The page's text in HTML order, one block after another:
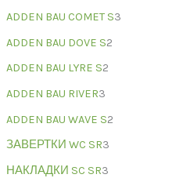
ADDEN BAU COMET S3
ADDEN BAU DOVE S2
ADDEN BAU LYRE S2
ADDEN BAU RIVER3
ADDEN BAU WAVE S2
ЗАВЕРТКИ WC SR3
НАКЛАДКИ SC SR3